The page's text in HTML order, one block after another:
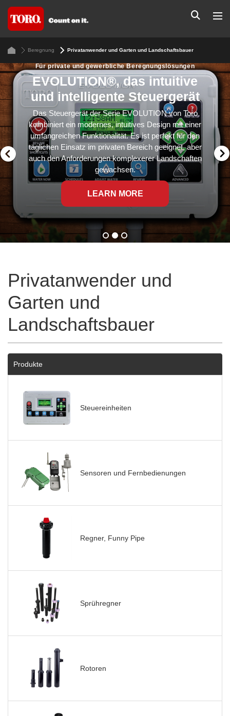
Beregnung Privatanwender und Garten und Landschaftsbauer
Für private und gewerbliche Beregnungslösungen
EVOLUTION®, das intuitive
und intelligente Steuergerät
Das Steuergerät der Serie EVOLUTION von Toro
kombiniert ein modernes, intuitives Design mit einer
umfangreichen Funktionalität. Es ist perfekt für den
täglichen Einsatz im privaten Bereich geeignet, aber
auch den Anforderungen komplexerer Landschaften
gewachsen.
LEARN MORE
Privatanwender und
Garten und
Landschaftsbauer
Produkte
Steuereinheiten
Sensoren und Fernbedienungen
Regner, Funny Pipe
Sprühregner
Rotoren